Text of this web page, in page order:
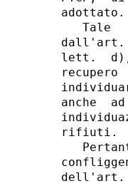
adottato.
Tale
dall'art.
lett.  d),
anche
rifiuti.
dell'art.